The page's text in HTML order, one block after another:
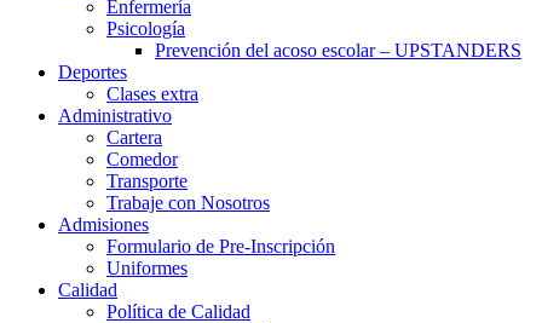
Enfermería
Psicología
Prevención del acoso escolar – UPSTANDERS
Deportes
Clases extra
Administrativo
Cartera
Comedor
Transporte
Trabaje con Nosotros
Admisiones
Formulario de Pre-Inscripción
Uniformes
Calidad
Política de Calidad